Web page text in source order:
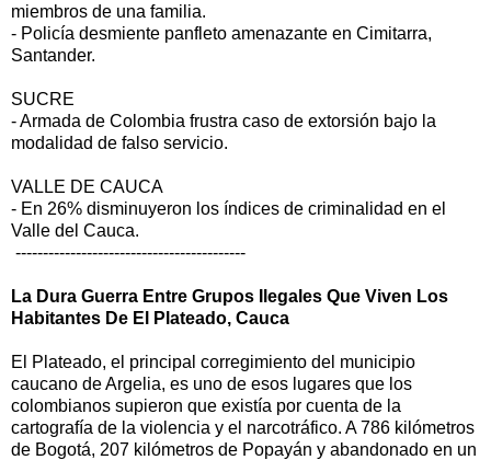
miembros de una familia.
- Policía desmiente panfleto amenazante en Cimitarra,
Santander.
SUCRE
- Armada de Colombia frustra caso de extorsión bajo la
modalidad de falso servicio.
VALLE DE CAUCA
- En 26% disminuyeron los índices de criminalidad en el
Valle del Cauca.
------------------------------------------
La Dura Guerra Entre Grupos Ilegales Que Viven Los
Habitantes De El Plateado, Cauca
El Plateado, el principal corregimiento del municipio
caucano de Argelia, es uno de esos lugares que los
colombianos supieron que existía por cuenta de la
cartografía de la violencia y el narcotráfico. A 786 kilómetros
de Bogotá, 207 kilómetros de Popayán y abandonado en un